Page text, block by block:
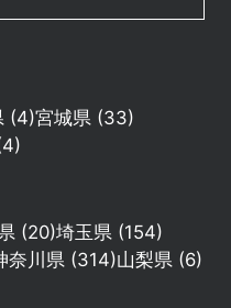
(4)宮城県 (33)
(20)埼玉県 (154)
奈川県 (314)山梨県 (6)